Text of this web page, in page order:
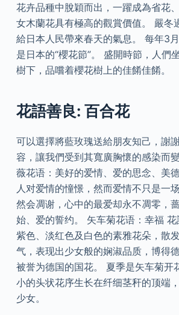
花卉品種中脫穎而出，一躍成為省花
女木蘭花具有極高的觀賞價值。 嚴冬
給日本人民帶來春天的氣息。 每年3
是日本的“櫻花節”。 盛開時節，人們
樹下，品嚐着櫻花樹上的佳餚佳餚。
花語善良: 百合花
可以選擇將藍玫瑰送給朋友知己，謝
容，讓我們受到其寬廣胸懷的感染而
薇花语：美好的爱情、爱的思念、美
人对爱情的憧憬，然而爱情不只是一
然会凋谢，心中的最爱却永不凋零，
始、爱的誓约。 矢车菊花语：幸福
紫色、淡红色及白色的素雅花朵，散
气，表现出少女般的娴淑品质，博得
被誉为德国的国花。 夏季是矢车菊开
小的头状花序生长在纤细茎秆的顶端
少女。